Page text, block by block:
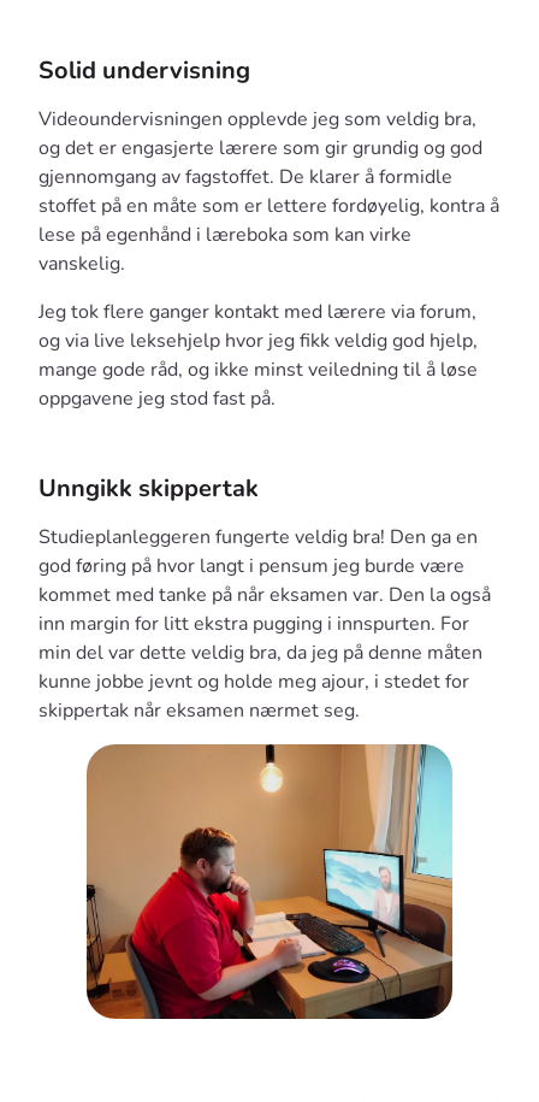
Solid undervisning
Videoundervisningen opplevde jeg som veldig bra,
og det er engasjerte lærere som gir grundig og god
gjennomgang av fagstoffet. De klarer å formidle
stoffet på en måte som er lettere fordøyelig, kontra å
lese på egenhånd i læreboka som kan virke
vanskelig.
Jeg tok flere ganger kontakt med lærere via forum,
og via live leksehjelp hvor jeg fikk veldig god hjelp,
mange gode råd, og ikke minst veiledning til å løse
oppgavene jeg stod fast på.
Unngikk skippertak
Studieplanleggeren fungerte veldig bra! Den ga en
god føring på hvor langt i pensum jeg burde være
kommet med tanke på når eksamen var. Den la også
inn margin for litt ekstra pugging i innspurten. For
min del var dette veldig bra, da jeg på denne måten
kunne jobbe jevnt og holde meg ajour, i stedet for
skippertak når eksamen nærmet seg.